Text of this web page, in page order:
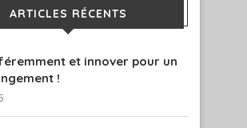
ARTICLES RÉCENTS
et innover pour un
!